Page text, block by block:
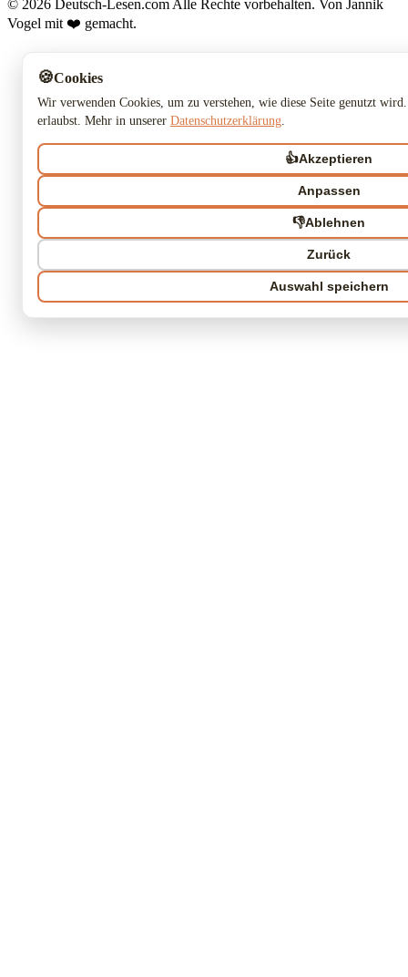
© 2026 Deutsch-Lesen.com Alle Rechte vorbehalten. Von Jannik
Vogel mit ❤️ gemacht.
🍪Cookies
Wir verwenden Cookies, um zu verstehen, wie diese Seite genutzt
erlaubst. Mehr in unserer Datenschutzerklärung.
👍Akzeptieren
Anpassen
👎Ablehnen
Zurück
Auswahl speichern